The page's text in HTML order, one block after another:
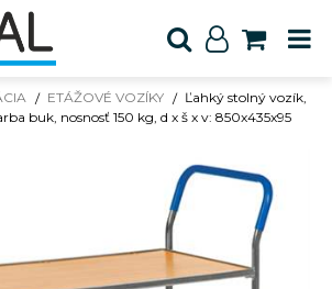
ETÁŽOVÉ VOZÍKY
Ľahký stolný vozík,
buk, nosnosť 150 kg, d x š x v: 850x435x95